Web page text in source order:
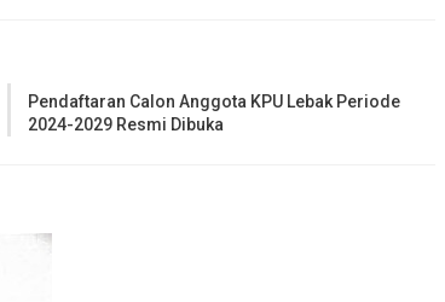
Pendaftaran Calon Anggota KPU Lebak Periode
2024-2029 Resmi Dibuka